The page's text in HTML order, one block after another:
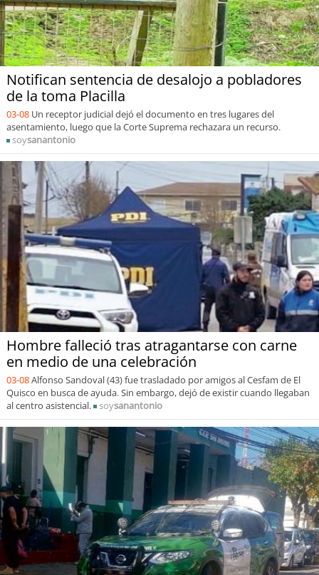
Notifican sentencia de desalojo a pobladores
de la toma Placilla
03-08 Un receptor judicial dejó el documento en tres lugares del
asentamiento, luego que la Corte Suprema rechazara un recurso.
soysanantonio
Hombre falleció tras atragantarse con carne
en medio de una celebración
03-08Alfonso Sandoval (43) fue trasladado por amigos al Cesfam de El
Quisco en busca de ayuda. Sin embargo, dejó de existir cuando llegaban
al centro asistencial.
soysanantonio